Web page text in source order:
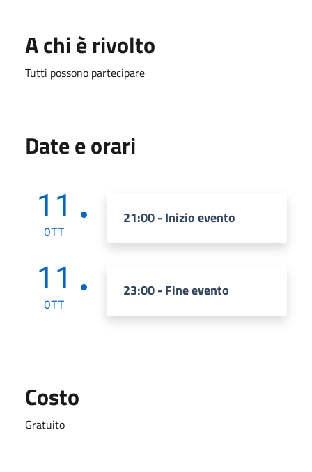
A chi è rivolto
Tutti possono partecipare
Date e orari
11
OTT
21:00 - Inizio evento
11
OTT
23:00 - Fine evento
Costo
Gratuito